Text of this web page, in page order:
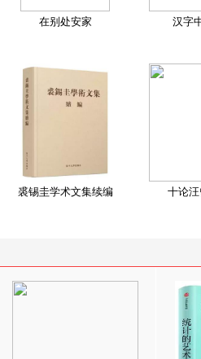
在别处安家 汉字
裘锡圭学术文集续编 十论